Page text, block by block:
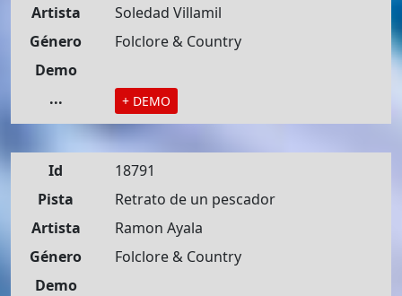
Artista
Soledad Villamil
Género
Folclore & Country
Demo
...
+ DEMO
Id
18791
Pista
Retrato de un pescador
Artista
Ramon Ayala
Género
Folclore & Country
Demo